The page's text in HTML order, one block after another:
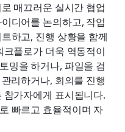
매끄러운 실시간 협업
디어를 논의하고, 작업
하고, 진행 상황을 함께
플로가 더욱 역동적이
밍을 하거나, 파일을 검
리하거나, 회의를 진행
가자에게 표시됩니다.
빠르고 효율적이며 자